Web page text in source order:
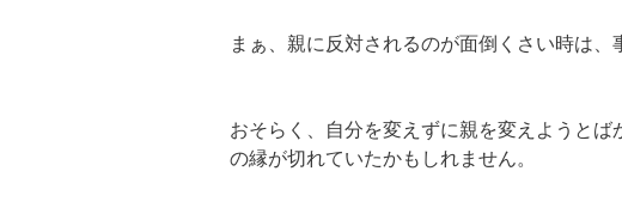
まぁ、親に反対されるのが面倒くさい時は
おそらく、自分を変えずに親を変えようと
の縁が切れていたかもしれません。